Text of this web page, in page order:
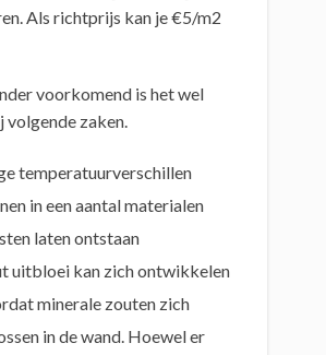
Als richtprijs kan je €5/m2
voorkomend is het wel
zaken.
temperatuurverschillen
in een aantal materialen
laten ontstaan
uitbloei kan zich ontwikkelen
minerale zouten zich
in de wand. Hoewel er